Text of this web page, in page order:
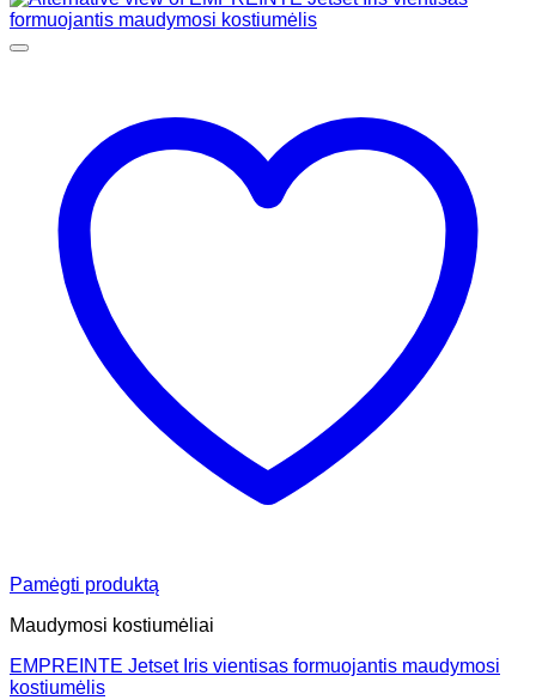
Pamėgti produktą
Maudymosi kostiumėliai
EMPREINTE Jetset Iris vientisas formuojantis maudymosi
kostiumėlis